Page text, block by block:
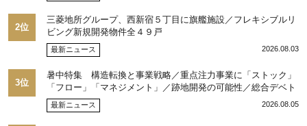
2位
三菱地所グループ、西新宿５丁目に旗艦施設／フレキシブルリ
ビング新規開発物件全４９戸
最新ニュース 2026.08.03
3位
暑中特集 構造転換と事業戦略／重点注力事業に「ストック」
「フロー」「マネジメント」／跡地開発の可能性／総合デベト
ップ10目標に／自社ブランド構築へ体制整備／日本郵政不動産
／池田 明社長に聞く
最新ニュース 2026.08.05